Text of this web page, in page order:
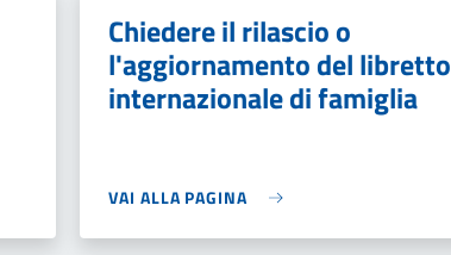
Chiedere il rilascio o
l'aggiornamento del libretto
internazionale di famiglia
VAI ALLA PAGINA